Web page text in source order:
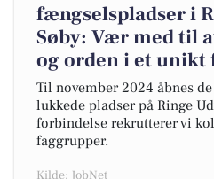
fængselspladser i
Søby: Vær med til
og orden i et unikt
Til november 2024 åbnes
lukkede pladser på Ringe
forbindelse rekrutterer vi
faggrupper.
Kilde: JobNet